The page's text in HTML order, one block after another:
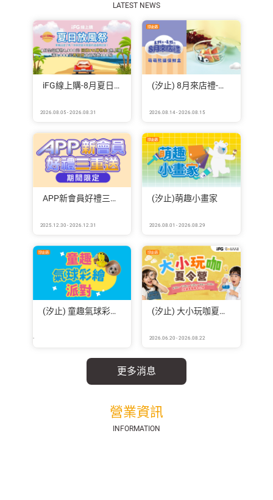
LATEST NEWS
iFG線上購-8月夏日放風祭
2026.08.05 - 2026.08.31
(汐止) 8月來店禮-萌萌熊貓保鮮盒
2026.08.14 - 2026.08.15
APP新會員好禮三重送
2025.12.30 - 2026.12.31
(汐止)萌趣小畫家
2026.08.01 - 2026.08.29
(汐止) 童趣氣球彩繪派對
-
(汐止) 大小玩咖夏令營
2026.06.20 - 2026.08.22
更多消息
營業資訊
INFORMATION